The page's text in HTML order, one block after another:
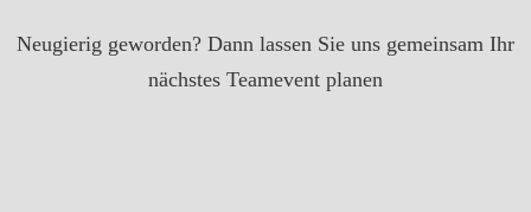
Neugierig geworden? Dann lassen Sie uns gemeinsam Ihr
nächstes Teamevent planen